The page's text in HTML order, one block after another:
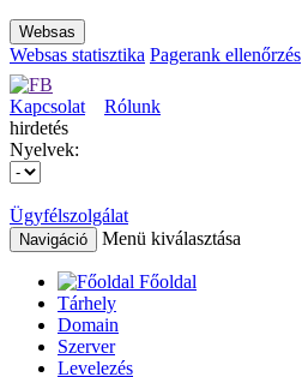
Websas
Websas statisztika Pagerank ellenőrzés
Kapcsolat
Rólunk
hirdetés
Nyelvek:
Ügyfélszolgálat
Navigáció Menü kiválasztása
Főoldal
Tárhely
Domain
Szerver
Levelezés